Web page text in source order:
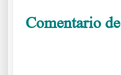
Comentario